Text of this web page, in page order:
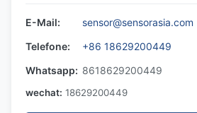
E-Mail:
sensor@sensorasia.com
Telefone:
+86 18629200449
Whatsapp: 8618629200449
wechat: 18629200449